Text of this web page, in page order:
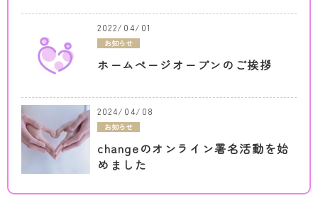
2022/04/01
お知らせ
ホームページオープンのご挨拶
2024/04/08
お知らせ
changeのオンライン署名活動を始
めました